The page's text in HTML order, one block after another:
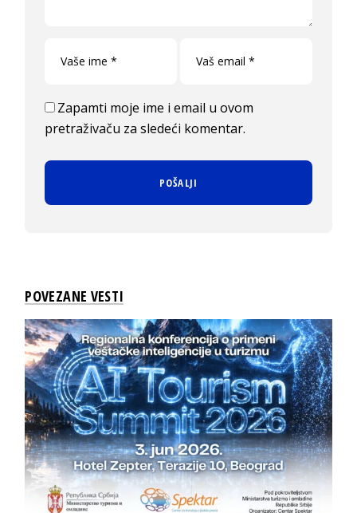
Zapamti moje ime i email u ovom
pretraživaču za sledeći komentar.
POVEZANE VESTI